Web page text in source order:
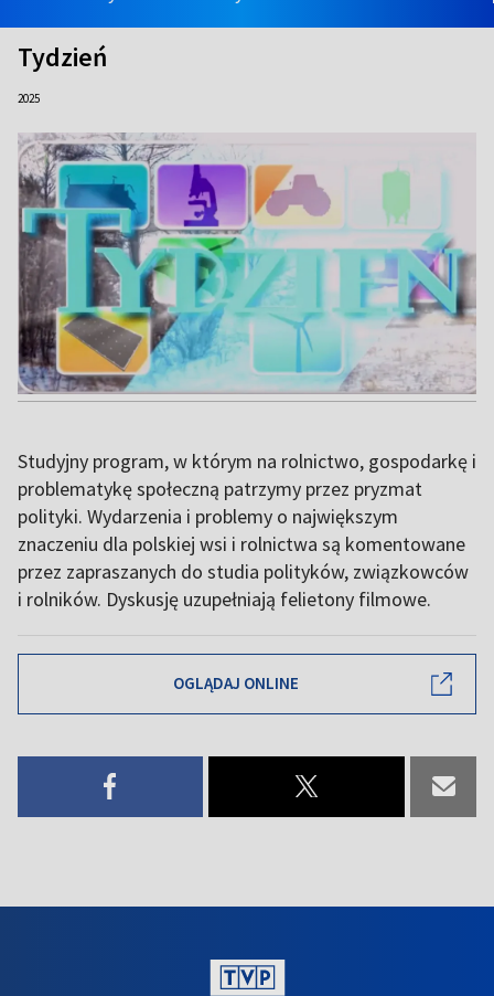
Tydzień
2025
Studyjny program, w którym na rolnictwo, gospodarkę i
problematykę społeczną patrzymy przez pryzmat
polityki. Wydarzenia i problemy o największym
znaczeniu dla polskiej wsi i rolnictwa są komentowane
przez zapraszanych do studia polityków, związkowców
i rolników. Dyskusję uzupełniają felietony filmowe.
OGLĄDAJ ONLINE